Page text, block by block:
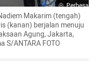
Perbesar
Makarim (tengah)
(kanan) berjalan menuju
Agung, Jakarta,
ANTARA FOTO